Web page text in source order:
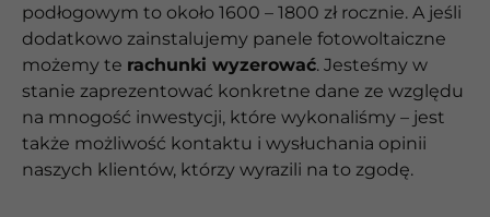
podłogowym to około 1600 – 1800 zł rocznie. A jeśli
dodatkowo zainstalujemy panele fotowoltaiczne
możemy te rachunki wyzerować. Jesteśmy w
stanie zaprezentować konkretne dane ze względu
na mnogość inwestycji, które wykonaliśmy – jest
także możliwość kontaktu i wysłuchania opinii
naszych klientów, którzy wyrazili na to zgodę.